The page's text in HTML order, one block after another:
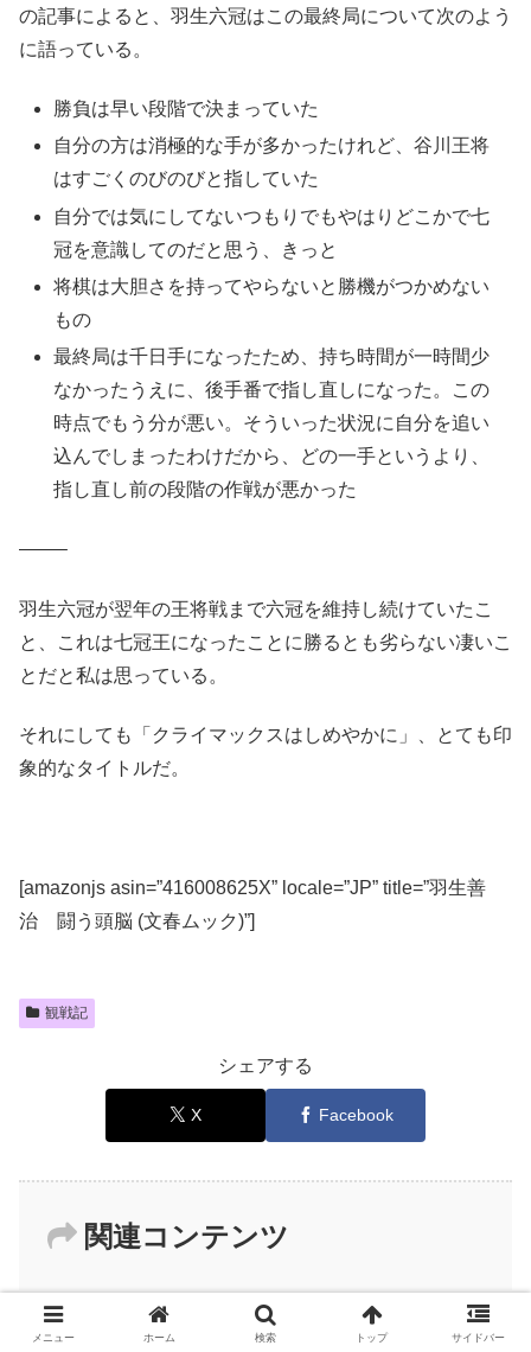
の記事によると、羽生六冠はこの最終局について次のよう
に語っている。
勝負は早い段階で決まっていた
自分の方は消極的な手が多かったけれど、谷川王将
はすごくのびのびと指していた
自分では気にしてないつもりでもやはりどこかで七
冠を意識してのだと思う、きっと
将棋は大胆さを持ってやらないと勝機がつかめない
もの
最終局は千日手になったため、持ち時間が一時間少
なかったうえに、後手番で指し直しになった。この
時点でもう分が悪い。そういった状況に自分を追い
込んでしまったわけだから、どの一手というより、
指し直し前の段階の作戦が悪かった
——–
羽生六冠が翌年の王将戦まで六冠を維持し続けていたこ
と、これは七冠王になったことに勝るとも劣らない凄いこ
とだと私は思っている。
それにしても「クライマックスはしめやかに」、とても印
象的なタイトルだ。
[amazonjs asin=”416008625X” locale=”JP” title=”羽生善
治 闘う頭脳 (文春ムック)”]
観戦記
シェアする
X Facebook
関連コンテンツ
「たくさん旅行するには第7局まで行
かなければいけないが、7局目は東京
メニュー ホーム 検索 トップ サイドバー